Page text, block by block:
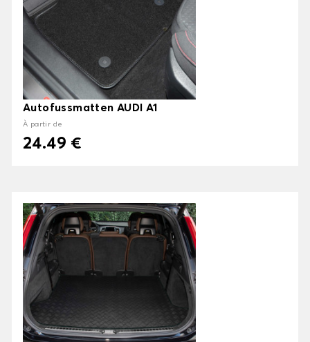
Autofussmatten AUDI A1
À partir de
24.49 €